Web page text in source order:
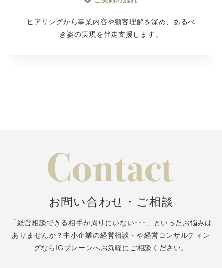
ヒアリングから事業内容や顧客理解を深め、あるべ
き姿の実現を伴走支援します。
お問い合わせ・ご相談
「経営相談できる相手が周りにいない･･･」といったお悩みは
ありませんか？ 中小企業の経営相談・や経営コンサルティン
グならIGブレーンへお気軽にご相談ください。